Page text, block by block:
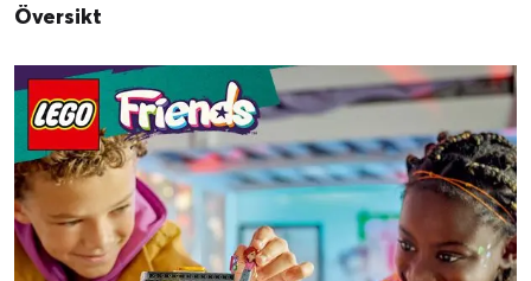
Översikt